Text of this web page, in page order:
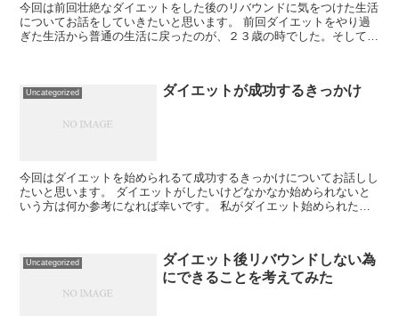
今回は前回壮絶なダイエットをした後のリバウンドに気をつけた生活
についてお話をしていきたいと思います。 前回ダイエットをやり過
ぎた生活から普通の生活に戻ったのが、２３歳の時でした。そしてそ
Uncategorized ダイエットが成功するきっかけ
今回はダイエットを始められるて成功するきっかけについてお話しし
たいと思います。 ダイエットがしたいけどなかなか始められないと
いう方は何か参考になれば幸いです。 私がダイエット始められた大
Uncategorized
ダイエット後リバウンドしない為
にできることを考えてみた